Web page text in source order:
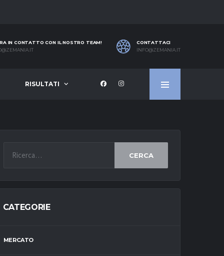
IN CONTATTO CON IL NOSTRO TEAM!
CONTATTACI
INFO@ZEMANIA.IT
RISULTATI
CERCA
CATEGORIE
MERCATO